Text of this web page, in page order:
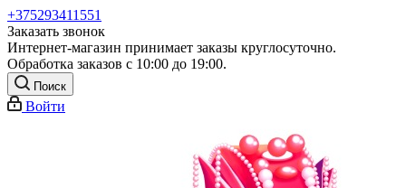
+375293411551
Заказать звонок
Интернет-магазин принимает заказы круглосуточно.
Обработка заказов с 10:00 до 19:00.
Поиск
Войти